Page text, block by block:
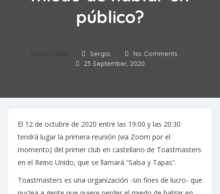
público?
Datos Utiles Sergio
No Comments
23 September, 2020
El 12 de octubre de 2020 entre las 19:00 y las 20:30
tendrá lugar la primera reunión (via Zoom por el
momento) del primer club en castellano de Toastmasters
en el Reino Unido, que se llamará “Salsa y Tapas”.
Toastmasters es una organización -sin fines de lucro- que